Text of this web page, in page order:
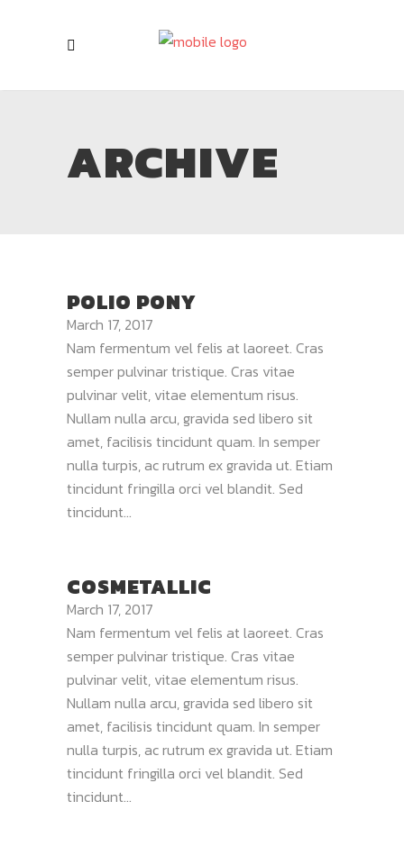
ARCHIVE
POLIO PONY
March 17, 2017
Nam fermentum vel felis at laoreet. Cras
semper pulvinar tristique. Cras vitae
pulvinar velit, vitae elementum risus.
Nullam nulla arcu, gravida sed libero sit
amet, facilisis tincidunt quam. In semper
nulla turpis, ac rutrum ex gravida ut. Etiam
tincidunt fringilla orci vel blandit. Sed
tincidunt...
COSMETALLIC
March 17, 2017
Nam fermentum vel felis at laoreet. Cras
semper pulvinar tristique. Cras vitae
pulvinar velit, vitae elementum risus.
Nullam nulla arcu, gravida sed libero sit
amet, facilisis tincidunt quam. In semper
nulla turpis, ac rutrum ex gravida ut. Etiam
tincidunt fringilla orci vel blandit. Sed
tincidunt...